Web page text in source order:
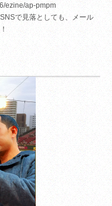
ezine/ap-pmpm
で見落としても、メール